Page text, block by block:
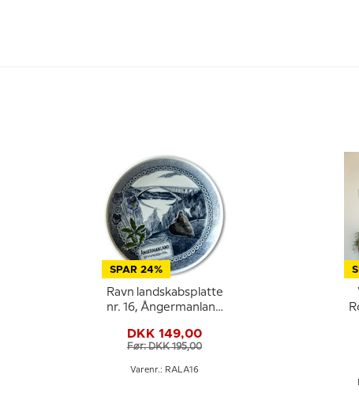
SPAR 24%
Ravn landskabsplatte
nr. 16, Ångermanland
DKK 149,00
Før: DKK 195,00
Varenr.: RALA16